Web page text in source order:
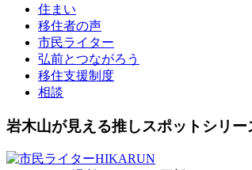
住まい
移住者の声
市民ライター
弘前とつながろう
移住支援制度
相談
岩木山が見える推しスポットシリ